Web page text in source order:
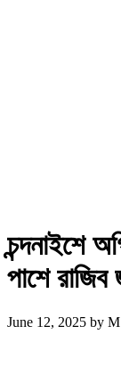
চন্দনাইশে
পাশে
June 12, 2025 by